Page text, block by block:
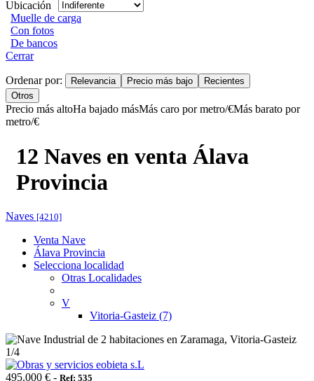
Ubicación
Muelle de carga
Con fotos
De bancos
Cerrar
Ordenar por: Relevancia Precio más bajo
Recientes
Otros
Precio más altoHa bajado másMás caro por metro/€Más barato por
metro/€
12 Naves en venta Álava
Provincia
Naves [4210]
Venta Nave
Álava Provincia
Selecciona localidad
Otras Localidades
V
Vitoria-Gasteiz (7)
1/4
495.000 € - Ref: 535